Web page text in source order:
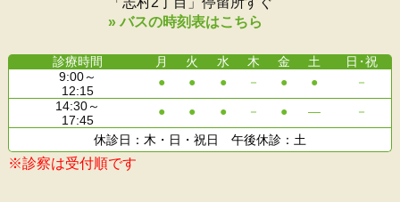
» バスの時刻表はこちら
診療時間 月 火 水 木 金 土 日・祝
9:00～
12:15
● ● ● － ● ●
－
14:30～
17:45
● ● ● － ● ―
－
休診日：木・日・祝日 午後休診：土
※診察は受付順です